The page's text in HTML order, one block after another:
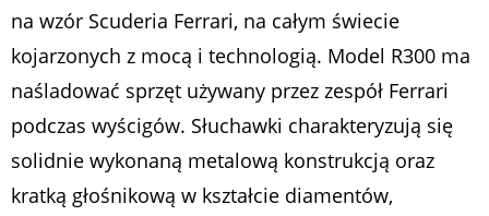
na wzór Scuderia Ferrari, na całym świecie
kojarzonych z mocą i technologią. Model R300 ma
naśladować sprzęt używany przez zespół Ferrari
podczas wyścigów. Słuchawki charakteryzują się
solidnie wykonaną metalową konstrukcją oraz
kratką głośnikową w kształcie diamentów,